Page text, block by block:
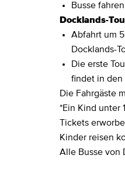
Busse
Docklands-
Abfahrt um
Docklands-
Die erste
findet in den
Die Fahrgäste
*Ein Kind unter
Tickets
Kinder reisen
Alle Busse von